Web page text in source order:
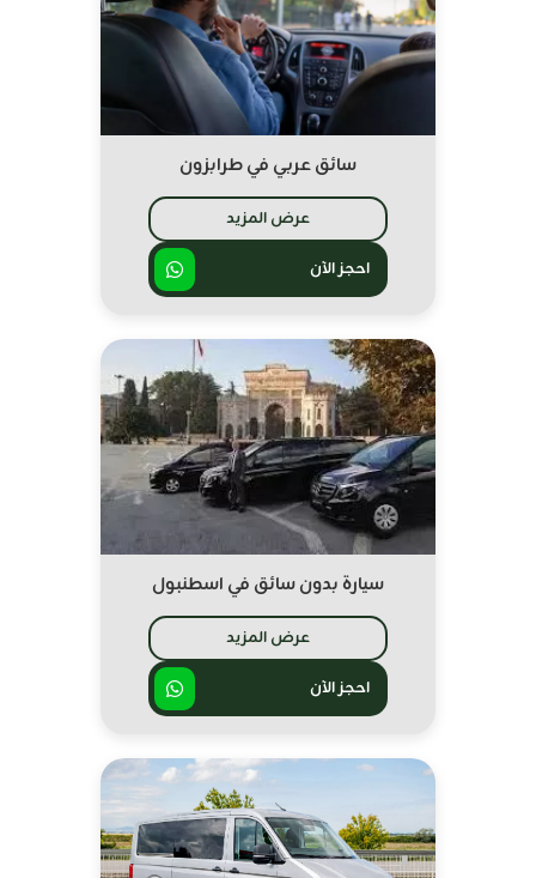
سائق عربي في طرابزون
عرض المزيد
احجز الآن
سيارة بدون سائق في اسطنبول
عرض المزيد
احجز الآن